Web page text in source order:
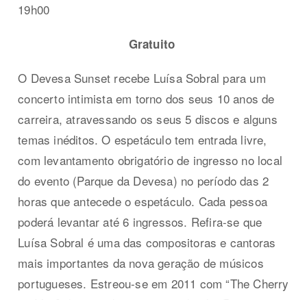
19h00
Gratuito
O Devesa Sunset recebe Luísa Sobral para um
concerto intimista em torno dos seus 10 anos de
carreira, atravessando os seus 5 discos e alguns
temas inéditos. O espetáculo tem entrada livre,
com levantamento obrigatório de ingresso no local
do evento (Parque da Devesa) no período das 2
horas que antecede o espetáculo. Cada pessoa
poderá levantar até 6 ingressos. Refira-se que
Luísa Sobral é uma das compositoras e cantoras
mais importantes da nova geração de músicos
portugueses. Estreou-se em 2011 com “The Cherry